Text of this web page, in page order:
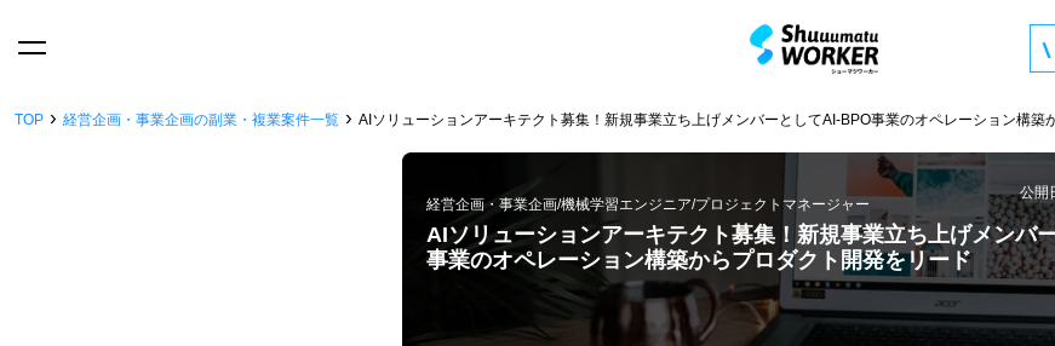
TOP › 経営企画・事業企画の副業・複業案件一覧 › AIソリューションアーキテクト募集！新規事業立ち上げメンバーとしてAI-BPO事業のオペレーション構築
経営企画・事業企画/機械学習エンジニア/プロジェクトマネージャー
AIソリューションアーキテクト募集！新規事業立ち上げメンバ
事業のオペレーション構築からプロダクト開発をリード
公開